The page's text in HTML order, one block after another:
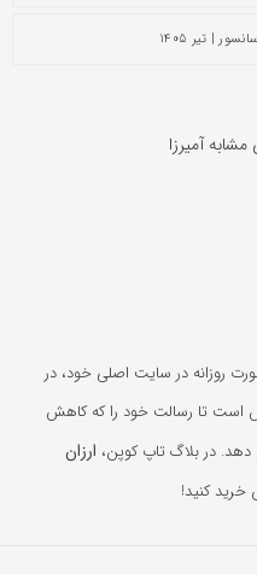
| تیر ۱۴۰۵
روزانه در سایت اصلی خود، در
است تا رسالت خود را که کاهش
در بلاگ تاپ کوپن، ارزان
کنید!